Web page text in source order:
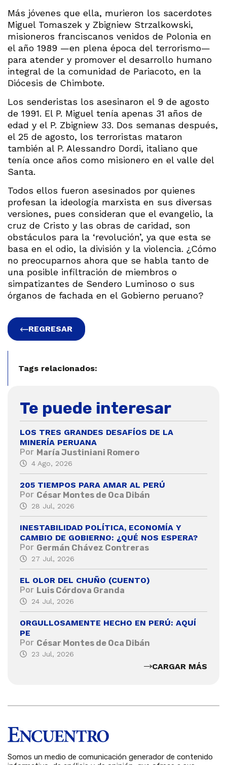
Más jóvenes que ella, murieron los sacerdotes
Miguel Tomaszek y Zbigniew Strzalkowski,
misioneros franciscanos venidos de Polonia en
el año 1989 —en plena época del terrorismo—
para atender y promover el desarrollo humano
integral de la comunidad de Pariacoto, en la
Diócesis de Chimbote.
Los senderistas los asesinaron el 9 de agosto
de 1991. El P. Miguel tenía apenas 31 años de
edad y el P. Zbigniew 33. Dos semanas después,
el 25 de agosto, los terroristas mataron
también al P. Alessandro Dordi, italiano que
tenía once años como misionero en el valle del
Santa.
Todos ellos fueron asesinados por quienes
profesan la ideología marxista en sus diversas
versiones, pues consideran que el evangelio, la
cruz de Cristo y las obras de caridad, son
obstáculos para la ‘revolución’, ya que esta se
basa en el odio, la división y la violencia. ¿Cómo
no preocuparnos ahora que se habla tanto de
una posible infiltración de miembros o
simpatizantes de Sendero Luminoso o sus
órganos de fachada en el Gobierno peruano?
REGRESAR
Tags relacionados:
Te puede interesar
LOS TRES GRANDES DESAFÍOS DE LA
MINERÍA PERUANA
Por María Justiniani Romero
4 Ago, 2026
205 TIEMPOS PARA AMAR AL PERÚ
Por César Montes de Oca Dibán
28 Jul, 2026
INESTABILIDAD POLÍTICA, ECONOMÍA Y
CAMBIO DE GOBIERNO: ¿QUÉ NOS ESPERA?
Por Germán Chávez Contreras
27 Jul, 2026
EL OLOR DEL CHUÑO (CUENTO)
Por Luis Córdova Granda
24 Jul, 2026
ORGULLOSAMENTE HECHO EN PERÚ: AQUÍ
PE
Por César Montes de Oca Dibán
23 Jul, 2026
CARGAR MÁS
Somos un medio de comunicación generador de contenido